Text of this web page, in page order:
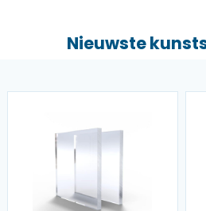
Nieuwste